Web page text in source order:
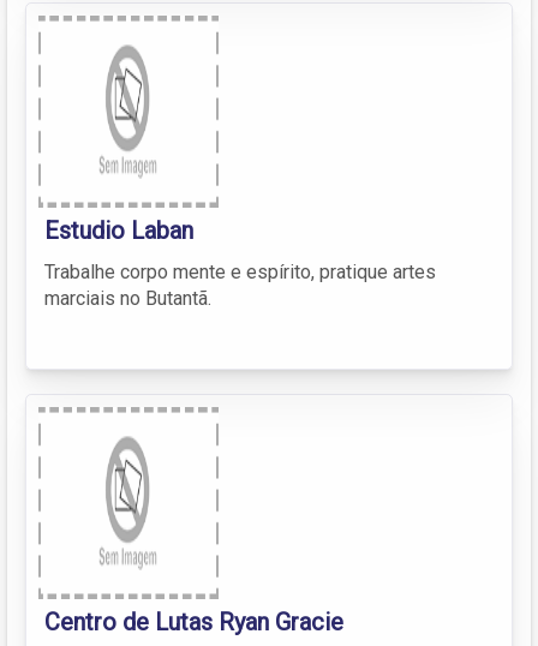
Estudio Laban
Trabalhe corpo mente e espírito, pratique artes
marciais no Butantã.
Centro de Lutas Ryan Gracie